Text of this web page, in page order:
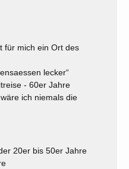
für mich ein Ort des
lecker“
- 60er Jahre
ich niemals die
20er bis 50er Jahre